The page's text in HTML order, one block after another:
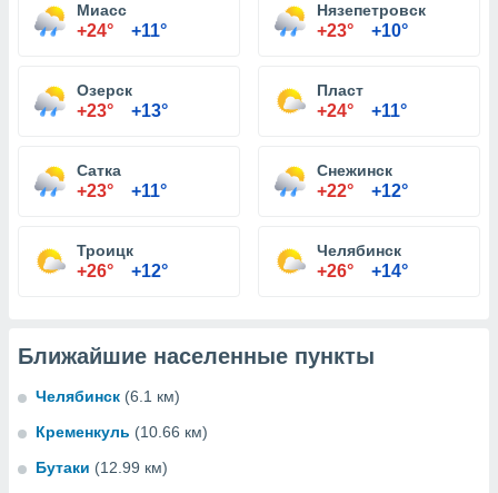
Миасс
+24° +11°
Нязепетровск
+23° +10°
Озерск
+23° +13°
Пласт
+24° +11°
Сатка
+23° +11°
Снежинск
+22° +12°
Троицк
+26° +12°
Челябинск
+26° +14°
Ближайшие населенные пункты
Челябинск (6.1 км)
Кременкуль (10.66 км)
Бутаки (12.99 км)